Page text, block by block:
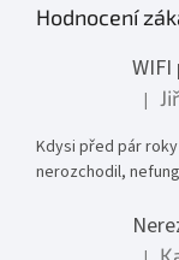
Hodnocení
|
Kdysi před pár
nerozchodil,